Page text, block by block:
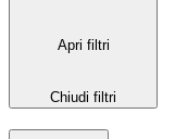
Apri filtri
Chiudi filtri